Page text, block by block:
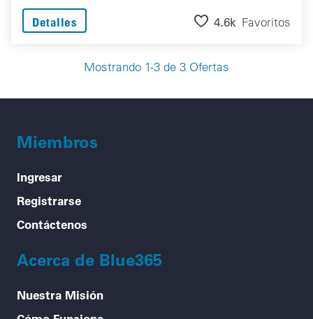
Detalles 4.6k Favoritos
Mostrando 1-3 de 3 Ofertas
Miembros
Ingresar
Registrarse
Contáctenos
Acerca de Blue365
Nuestra Misión